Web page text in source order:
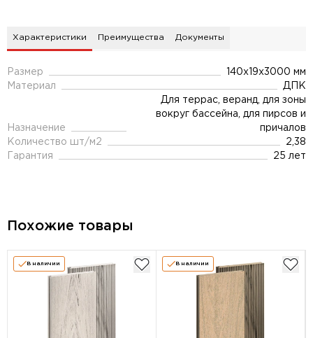
Характеристики Преимущества Документы
Размер
140х19x3000 мм
Материал
ДПК
Назначение
Для террас, веранд, для зоны
вокруг бассейна, для пирсов и
причалов
Количество шт/м2
2,38
Гарантия
25 лет
Похожие товары
В наличии В наличии